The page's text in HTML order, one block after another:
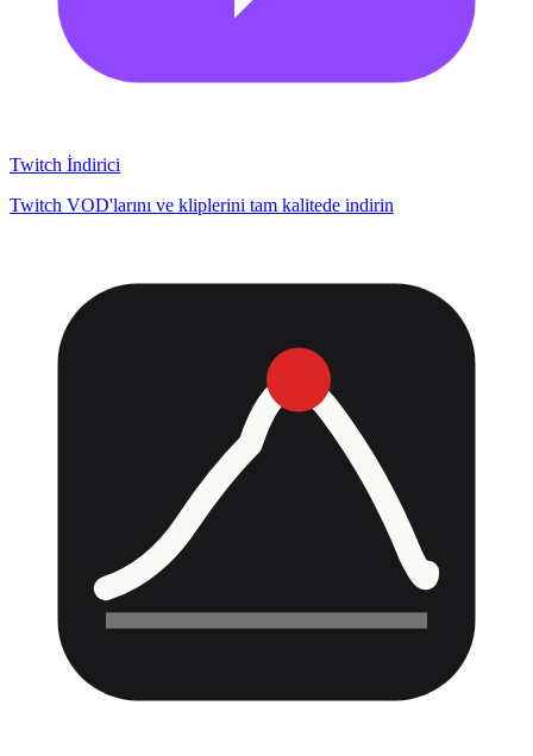
Twitch İndirici
Twitch VOD'larını ve kliplerini tam kalitede indirin